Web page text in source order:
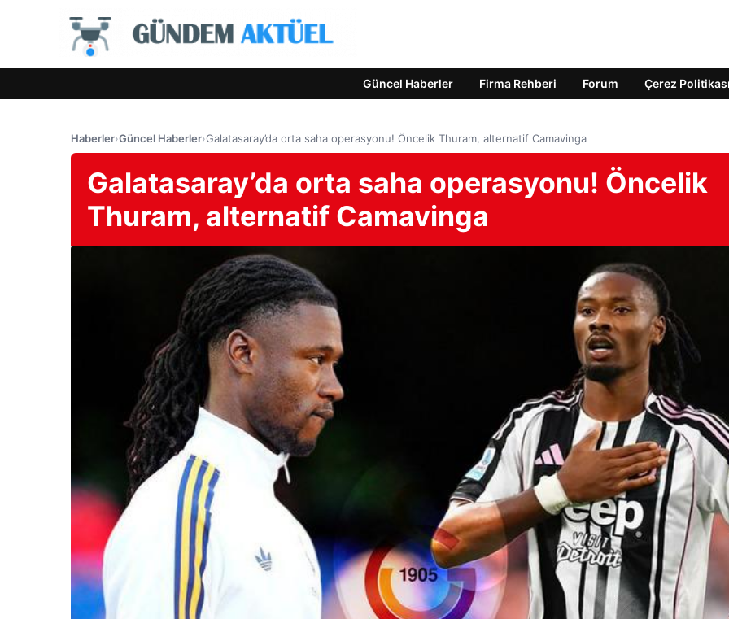
Güncel Haberler Firma Rehberi Forum Çerez Politikası
Haberler›Güncel Haberler›Galatasaray’da orta saha operasyonu! Öncelik Thuram, alternatif Camavinga
Galatasaray’da orta saha operasyonu! Öncelik
Thuram, alternatif Camavinga